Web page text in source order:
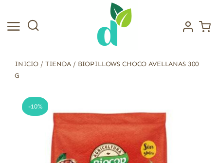
contenido
INICIO / TIENDA/ BIOPILLOWS CHOCO AVELLANAS 300
G
-10%